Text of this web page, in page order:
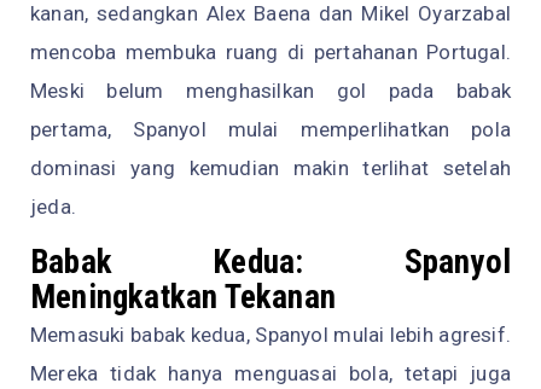
kanan, sedangkan Alex Baena dan Mikel Oyarzabal
mencoba membuka ruang di pertahanan Portugal.
Meski belum menghasilkan gol pada babak
pertama, Spanyol mulai memperlihatkan pola
dominasi yang kemudian makin terlihat setelah
jeda.
Babak Kedua: Spanyol
Meningkatkan Tekanan
Memasuki babak kedua, Spanyol mulai lebih agresif.
Mereka tidak hanya menguasai bola, tetapi juga